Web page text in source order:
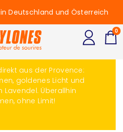
aus der Provence:
goldenes Licht und
Lavendel. Überallhin
ohne Limit!
Deutschland und Österreich
0